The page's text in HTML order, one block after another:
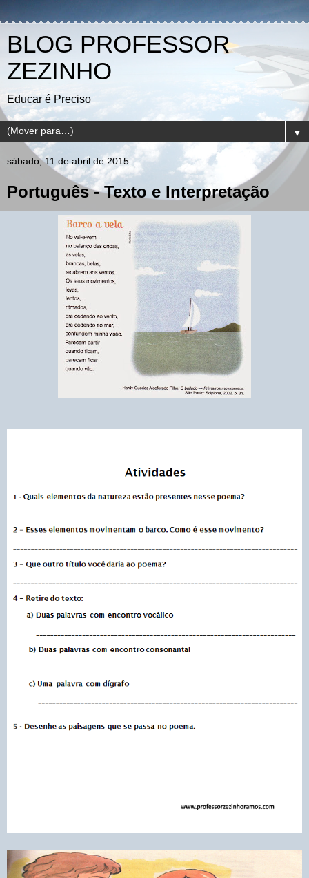
BLOG PROFESSOR
ZEZINHO
Educar é Preciso
▼
sábado, 11 de abril de 2015
Português - Texto e Interpretação